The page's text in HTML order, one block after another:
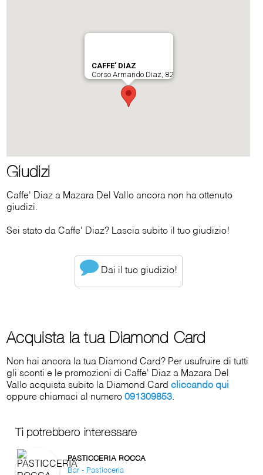
Giudizi
Caffe' Diaz a Mazara Del Vallo ancora non ha ottenuto
giudizi.
Sei stato da Caffe' Diaz? Lascia subito il tuo giudizio!
Dai il tuo giudizio!
Acquista la tua Diamond Card
Non hai ancora la tua Diamond Card? Per usufruire di tutti
gli sconti e le promozioni di Caffe' Diaz a Mazara Del
Vallo acquista subito la Diamond Cardcliccando qui
oppure chiamaci al numero091309853.
Ti potrebbero interessare
PASTICCERIA ROCCA
Bar - Pasticceria